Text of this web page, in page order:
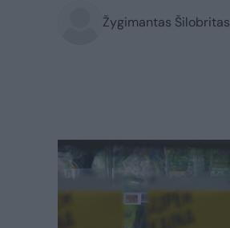
Žygimantas Šilobritas